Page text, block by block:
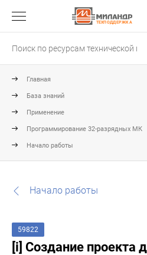
ТЕХПОДДЕРЖКА
Главная
База знаний
Применение
Программирование 32-разрядных МК
Начало работы
Начало работы
59822
[i] Создание проекта